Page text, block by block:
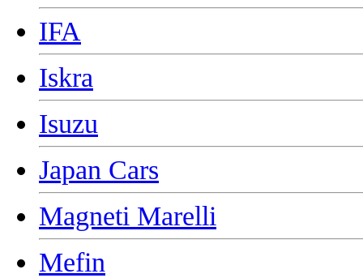
IFA
Iskra
Isuzu
Japan Cars
Magneti Marelli
Mefin